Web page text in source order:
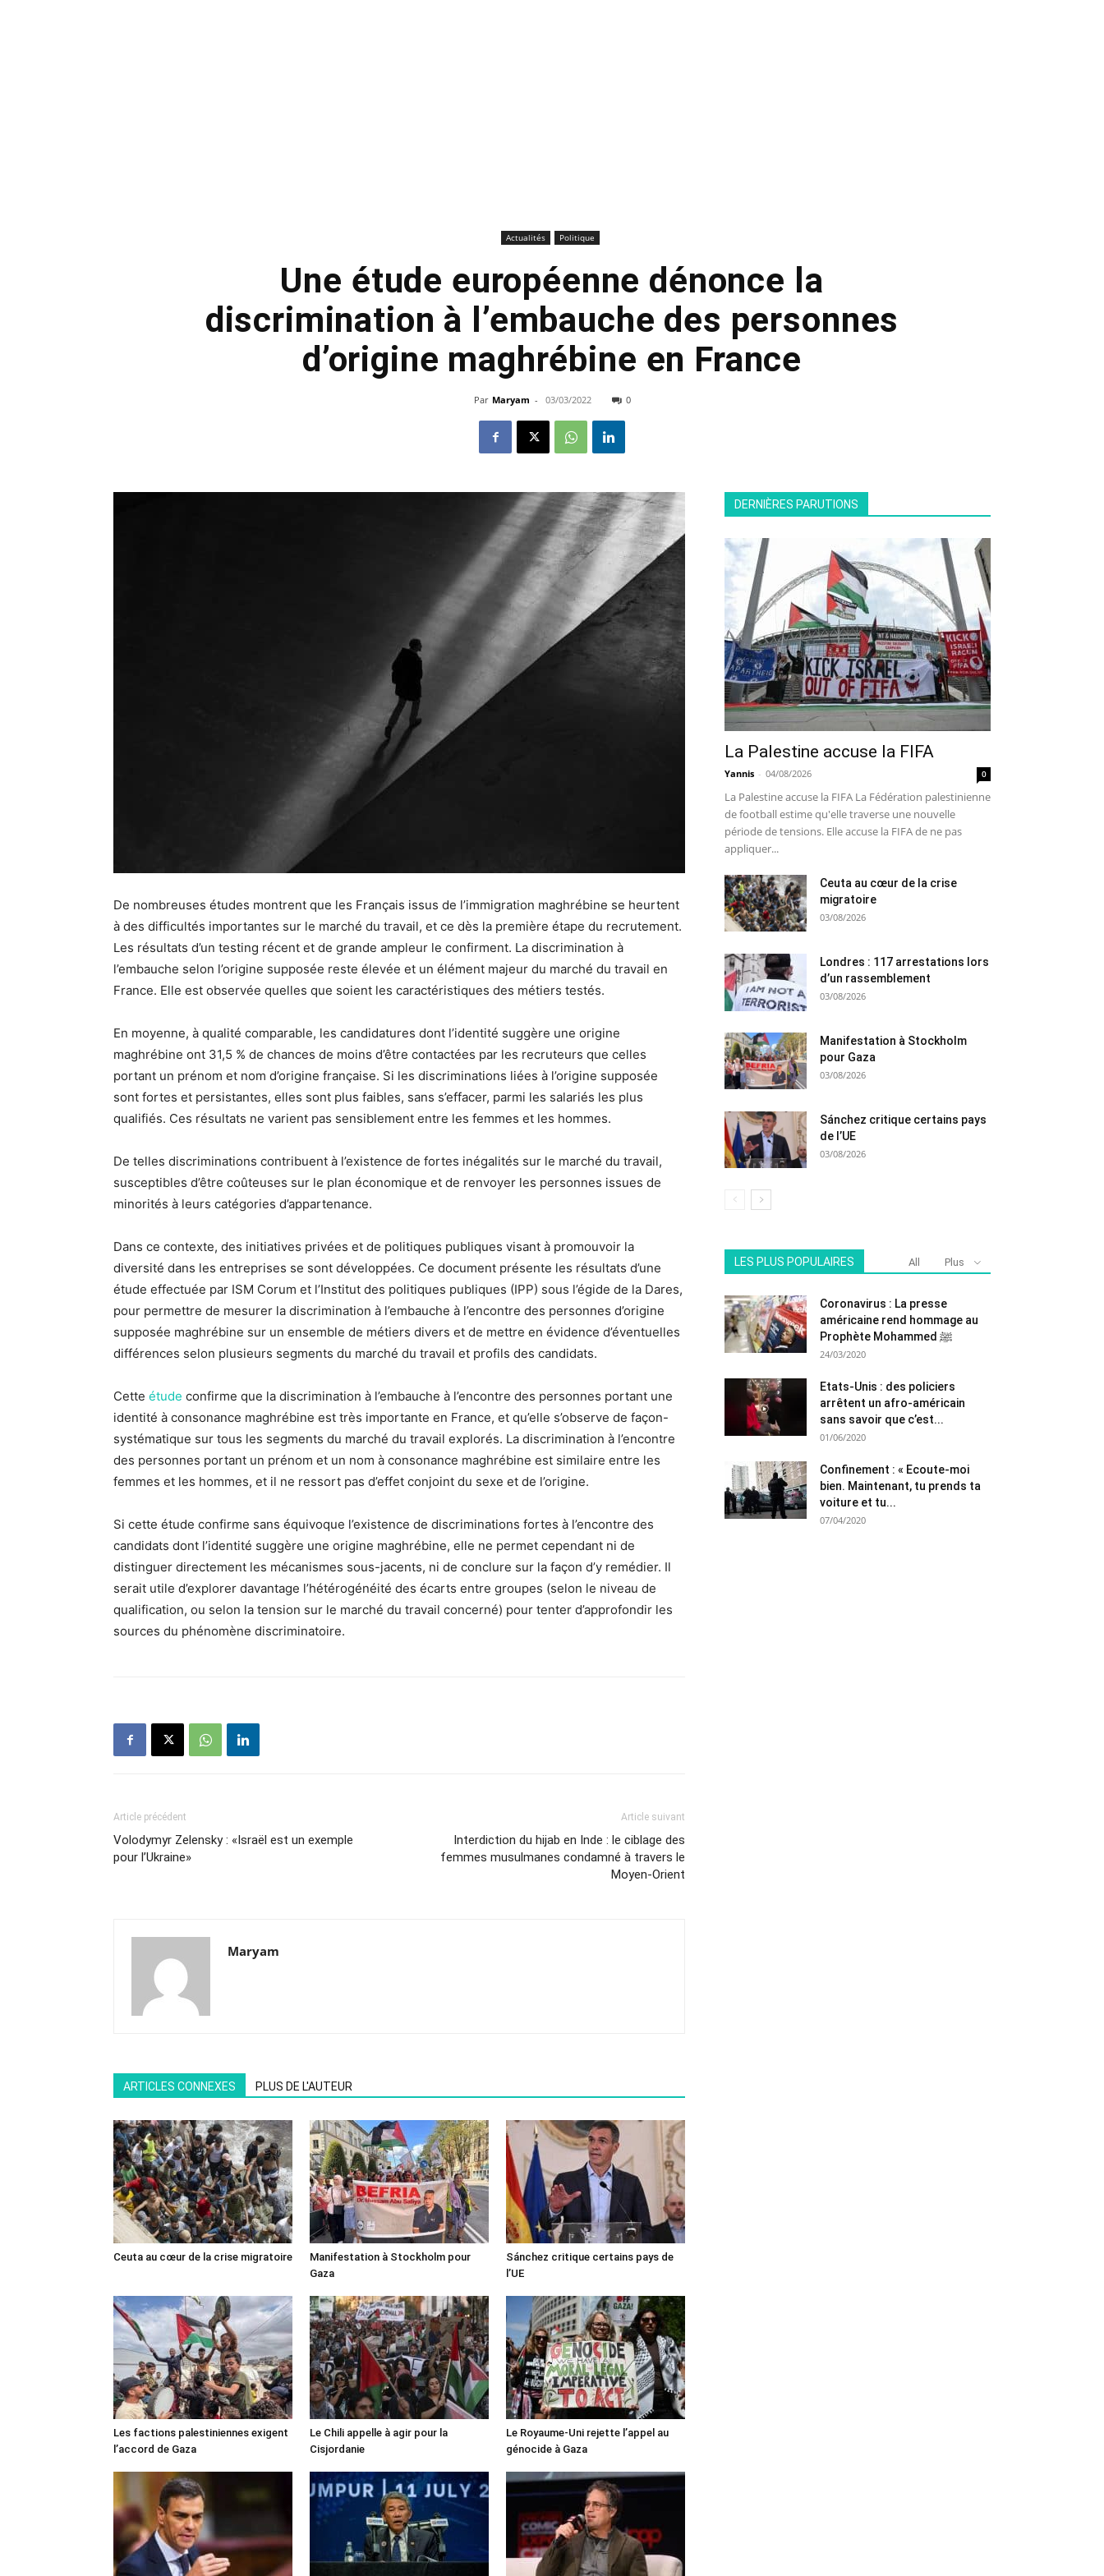
Actualités Politique
Une étude européenne dénonce la
discrimination à l’embauche des personnes
d’origine maghrébine en France
Par Maryam - 03/03/2022 0
De nombreuses études montrent que les Français issus de l’immigration maghrébine se heurtent
à des difficultés importantes sur le marché du travail, et ce dès la première étape du recrutement.
Les résultats d’un testing récent et de grande ampleur le confirment. La discrimination à
l’embauche selon l’origine supposée reste élevée et un élément majeur du marché du travail en
France. Elle est observée quelles que soient les caractéristiques des métiers testés.
En moyenne, à qualité comparable, les candidatures dont l’identité suggère une origine
maghrébine ont 31,5 % de chances de moins d’être contactées par les recruteurs que celles
portant un prénom et nom d’origine française. Si les discriminations liées à l’origine supposée
sont fortes et persistantes, elles sont plus faibles, sans s’effacer, parmi les salariés les plus
qualifiés. Ces résultats ne varient pas sensiblement entre les femmes et les hommes.
De telles discriminations contribuent à l’existence de fortes inégalités sur le marché du travail,
susceptibles d’être coûteuses sur le plan économique et de renvoyer les personnes issues de
minorités à leurs catégories d’appartenance.
Dans ce contexte, des initiatives privées et de politiques publiques visant à promouvoir la
diversité dans les entreprises se sont développées. Ce document présente les résultats d’une
étude effectuée par ISM Corum et l’Institut des politiques publiques (IPP) sous l’égide de la Dares,
pour permettre de mesurer la discrimination à l’embauche à l’encontre des personnes d’origine
supposée maghrébine sur un ensemble de métiers divers et de mettre en évidence d’éventuelles
différences selon plusieurs segments du marché du travail et profils des candidats.
Cette étude confirme que la discrimination à l’embauche à l’encontre des personnes portant une
identité à consonance maghrébine est très importante en France, et qu’elle s’observe de façon-
systématique sur tous les segments du marché du travail explorés. La discrimination à l’encontre
des personnes portant un prénom et un nom à consonance maghrébine est similaire entre les
femmes et les hommes, et il ne ressort pas d’effet conjoint du sexe et de l’origine.
Si cette étude confirme sans équivoque l’existence de discriminations fortes à l’encontre des
candidats dont l’identité suggère une origine maghrébine, elle ne permet cependant ni de
distinguer directement les mécanismes sous-jacents, ni de conclure sur la façon d’y remédier. Il
serait utile d’explorer davantage l’hétérogénéité des écarts entre groupes (selon le niveau de
qualification, ou selon la tension sur le marché du travail concerné) pour tenter d’approfondir les
sources du phénomène discriminatoire.
Article précédent
Volodymyr Zelensky : «Israël est un exemple
pour l’Ukraine»
Article suivant
Interdiction du hijab en Inde : le ciblage des
femmes musulmanes condamné à travers le
Moyen-Orient
Maryam
ARTICLES CONNEXES PLUS DE L'AUTEUR
Ceuta au cœur de la crise migratoire
Manifestation à Stockholm pour
Gaza
Sánchez critique certains pays de
l’UE
Les factions palestiniennes exigent
l’accord de Gaza
Le Chili appelle à agir pour la
Cisjordanie
Le Royaume-Uni rejette l’appel au
génocide à Gaza
DERNIÈRES PARUTIONS
La Palestine accuse la FIFA
Yannis - 04/08/2026 0
La Palestine accuse la FIFA La Fédération palestinienne
de football estime qu'elle traverse une nouvelle
période de tensions. Elle accuse la FIFA de ne pas
appliquer...
Ceuta au cœur de la crise
migratoire
03/08/2026
Londres : 117 arrestations lors
d’un rassemblement
03/08/2026
Manifestation à Stockholm
pour Gaza
03/08/2026
Sánchez critique certains pays
de l’UE
03/08/2026
LES PLUS POPULAIRES All Plus
Coronavirus : La presse
américaine rend hommage au
Prophète Mohammed ﷺ
24/03/2020
Etats-Unis : des policiers
arrêtent un afro-américain
sans savoir que c’est...
01/06/2020
Confinement : « Ecoute-moi
bien. Maintenant, tu prends ta
voiture et tu...
07/04/2020